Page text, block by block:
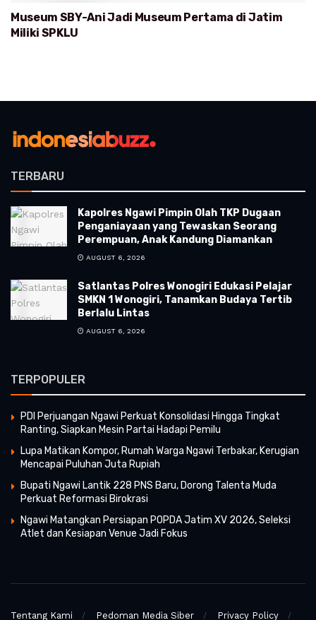
Museum SBY-Ani Jadi Museum Pertama di Jatim
Miliki SPKLU
TERBARU
Kapolres Ngawi Pimpin Olah TKP Dugaan
Penganiayaan yang Tewaskan Seorang
Perempuan, Anak Kandung Diamankan
AUGUST 6, 2026
Satlantas Polres Wonogiri Edukasi Pelajar
SMKN 1 Wonogiri, Tanamkan Budaya Tertib
Berlalu Lintas
AUGUST 6, 2026
TERPOPULER
PDI Perjuangan Ngawi Perkuat Konsolidasi Hingga Tingkat
Ranting, Siapkan Mesin Partai Hadapi Pemilu
Lupa Matikan Kompor, Rumah Warga Ngawi Terbakar, Kerugian
Mencapai Puluhan Juta Rupiah
Bupati Ngawi Lantik 228 PNS Baru, Dorong Talenta Muda
Perkuat Reformasi Birokrasi
Ngawi Matangkan Persiapan POPDA Jatim XV 2026, Seleksi
Atlet dan Kesiapan Venue Jadi Fokus
Tentang Kami Pedoman Media Siber Privacy Policy